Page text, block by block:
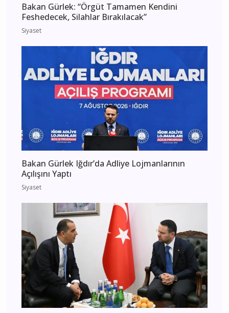
Bakan Gürlek: “Örgüt Tamamen Kendini
Feshedecek, Silahlar Bırakılacak”
Siyaset
Bakan Gürlek Iğdır’da Adliye Lojmanlarının
Açılışını Yaptı
Siyaset